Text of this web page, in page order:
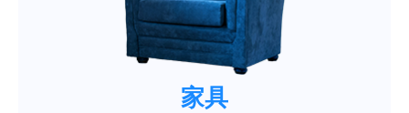
家具